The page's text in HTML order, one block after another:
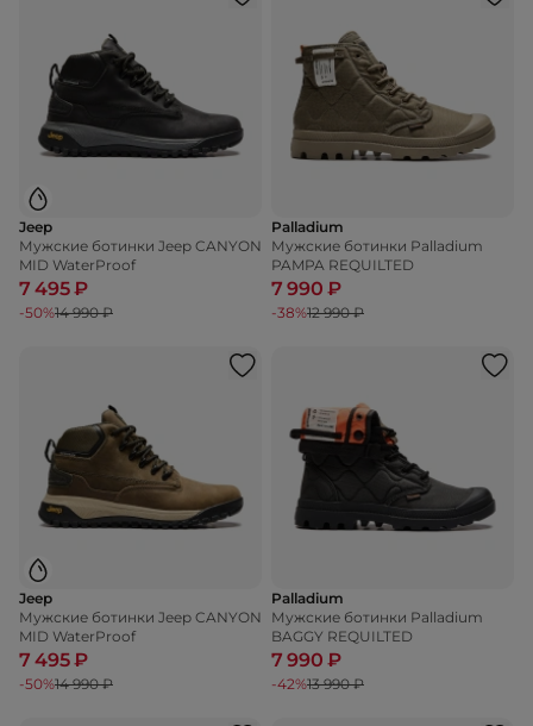
Jeep
Мужские ботинки Jeep CANYON
MID WaterProof
7 495 ₽
-50%14 990 ₽
Palladium
Мужские ботинки Palladium
PAMPA REQUILTED
7 990 ₽
-38%12 990 ₽
Jeep
Мужские ботинки Jeep CANYON
MID WaterProof
7 495 ₽
-50%14 990 ₽
Palladium
Мужские ботинки Palladium
BAGGY REQUILTED
7 990 ₽
-42%13 990 ₽